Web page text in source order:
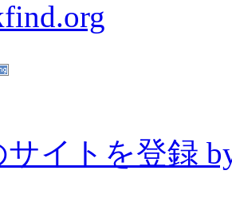
サイトを登録